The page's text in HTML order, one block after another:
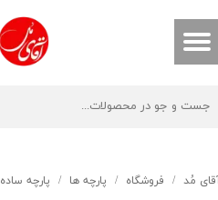
حساب کاربری من
مُد فروشگاه پارچه ها پارچه ساده